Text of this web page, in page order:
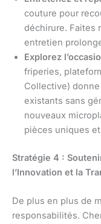
couture pour
déchirure. Faites
entretien
Explorez
friperies,
Collective)
existants sans
nouveaux
pièces uniques
Stratégie 4 :
l’Innovation et la
De plus en plus de
responsabilités.